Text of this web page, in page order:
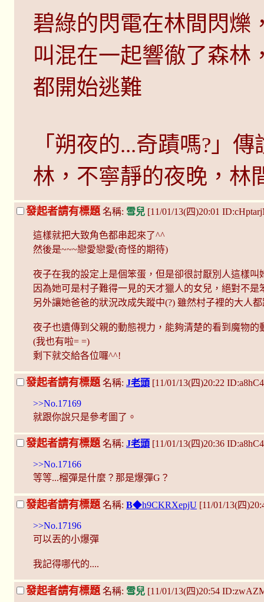
碧綠的閃電在林間閃爍
叫混在一起響徹了森林
都開始逃難
「朔夜的...奇蹟嗎?」
林，不寧靜的夜晚，林
發起者請有標題 名稱: 雪兒 [11/01/13(四)20:01
這樣就把大致角色都串起來了^^
然後是~~~戀愛戀愛(奇怪的期待)
夜子在我的設定上是個笨蛋，但是卻很討厭別人這樣叫
因為她可是村子難得一見的天才獵人的女兒，絕對不是
另外讓她爸爸的狀況改成失蹤中(?) 雖然村子裡的大人
夜子也遺傳到父親的動態視力，能夠清楚的看到魔物
(我也有啦= =)
剩下就交給各位囉^^!
發起者請有標題 名稱: J老頭 [11/01/13(四)20:22
>>No.17169
就跟你說只是參考圖了。
發起者請有標題名稱: J老頭 [11/01/13(四)20:36
>>No.17166
等等...榴彈是什麼？那是爆彈G？
發起者請有標題 名稱: B◆h9CKRXepjU [11/01/13(四
>>No.17196
可以丟的小爆彈
我記得哪代的....
發起者請有標題 名稱: 雪兒 [11/01/13(四)20:54